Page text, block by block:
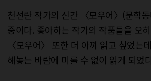
천선란 작가의 신간 〈모우어〉(문학
중이다. 좋아하는 작가의 작품들을 오
〈모우어〉 또한 더 아껴 읽고 싶었
해놓는 바람에 미룰 수 없이 읽게 되었